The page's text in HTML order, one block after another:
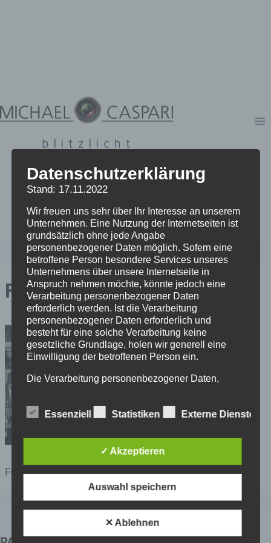
Fun Horns 1
Fun Horns 1
Datenschutzerklärung
Stand: 17.11.2022
Wir freuen uns sehr über Ihr Interesse an unserem
Unternehmen. Eine Nutzung der Internetseiten ist
grundsätzlich ohne jede Angabe
personenbezogener Daten möglich. Sofern eine
betroffene Person besondere Services unseres
Unternehmens über unsere Internetseite in
Anspruch nehmen möchte, könnte jedoch eine
Verarbeitung personenbezogener Daten
erforderlich werden. Ist die Verarbeitung
personenbezogener Daten erforderlich und
besteht für eine solche Verarbeitung keine
gesetzliche Grundlage, holen wir generell eine
Einwilligung der betroffenen Person ein.
Die Verarbeitung personenbezogener Daten,
Person, erfolgt stets im Einklang mit der
Übereinstimmung mit den für uns geltenden
landesspezifischen Datenschutzbestimmungen.
Mittels dieser Datenschutzerklärung möchte unser
Unternehmen die Öffentlichkeit über Art, Umfang
und Zweck der von uns erhobenen, genutzten und
verarbeiteten personenbezogenen Daten
informieren. Ferner werden betroffene Personen
mittels dieser Datenschutzerklärung über die ihnen
zustehenden Rechte aufgeklärt.
Essenziell Statistiken Externe Dienste
✓ Akzeptieren
Auswahl speichern
✕ Ablehnen